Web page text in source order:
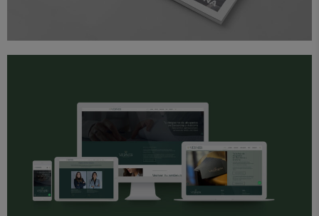
Proyectos Web
Verner Abogados